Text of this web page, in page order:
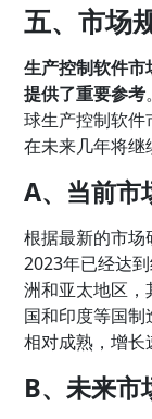
五、市场
生产控制软件
提供了重要参考
球生产控制软
在未来几年将继
A、当前市
根据最新的市
2023年已经达
洲和亚太地区，
国和印度等国
相对成熟，增长
B、未来市